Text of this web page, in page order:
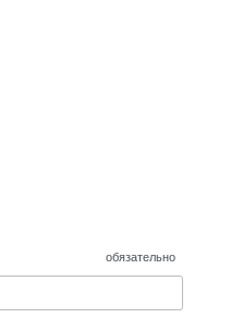
обязательно